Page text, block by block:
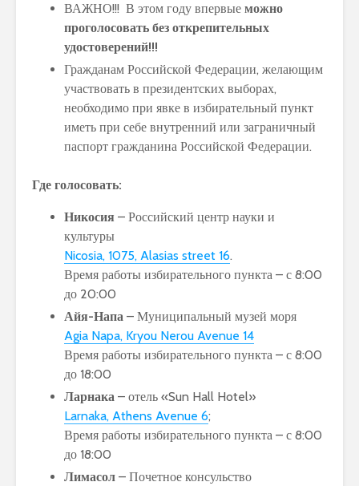
ВАЖНО!!! В этом году впервые можно
проголосовать без открепительных
удостоверений!!!
Гражданам Российской Федерации, желающим
участвовать в президентских выборах,
необходимо при явке в избирательный пункт
иметь при себе внутренний или заграничный
паспорт гражданина Российской Федерации.
Где голосовать:
Никосия – Российский центр науки и
культуры
Nicosia, 1075, Alasias street 16.
Время работы избирательного пункта – с 8:00
до 20:00
Айя-Напа – Муниципальный музей моря
Agia Napa, Kryou Nerou Avenue 14
Время работы избирательного пункта – с 8:00
до 18:00
Ларнака – отель «Sun Hall Hotel»
Larnaka, Athens Avenue 6;
Время работы избирательного пункта – с 8:00
до 18:00
Лимасол – Почетное консульство